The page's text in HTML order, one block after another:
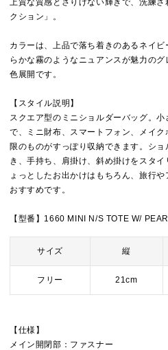
上質な質感とさりげない輝きで、洗練
クション」。
カラーは、上品で落ち着きのあるネイ
らかな霧のようなニュアンスが魅力の
色展開です。
【スタイル説明】
スクエア型のミニショルダーバッグ。
で、ミニ財布、スマートフォン、メイ
限のものがすっぽり収納できます。シ
き、手持ち、肩掛け、斜め掛けをスタ
ょっとしたお出かけはもちろん、旅行
おすすめです。
【型番】1660 MINI N/S TOTE W/
サイズ 縦
フリー 21cm
【仕様】
メイン開閉部：ファスナー